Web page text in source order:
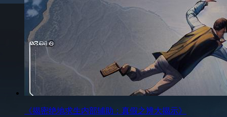
《揭密绝地求生内部辅助：真假之辨大揭示》